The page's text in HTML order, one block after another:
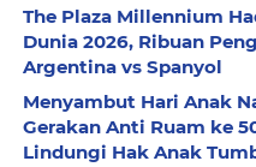
The Plaza Millennium
Dunia 2026, Ribuan
Argentina vs Spanyol
Menyambut Hari Anak
Gerakan Anti Ruam ke
Lindungi Hak Anak